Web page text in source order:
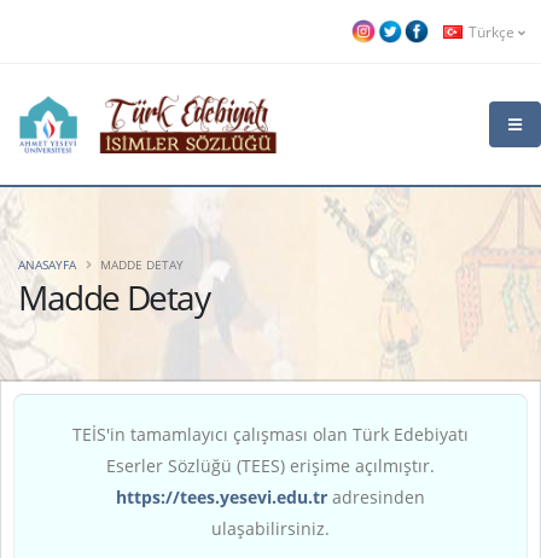
Türkçe
Madde Detay
ANASAYFA MADDE DETAY
TEİS'in tamamlayıcı çalışması olan Türk Edebiyatı
Eserler Sözlüğü (TEES) erişime açılmıştır.
https://tees.yesevi.edu.tr adresinden
ulaşabilirsiniz.